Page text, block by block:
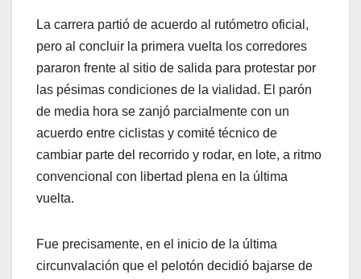
La carrera partió de acuerdo al rutómetro oficial,
pero al concluir la primera vuelta los corredores
pararon frente al sitio de salida para protestar por
las pésimas condiciones de la vialidad. El parón
de media hora se zanjó parcialmente con un
acuerdo entre ciclistas y comité técnico de
cambiar parte del recorrido y rodar, en lote, a ritmo
convencional con libertad plena en la última
vuelta.
Fue precisamente, en el inicio de la última
circunvalación que el pelotón decidió bajarse de